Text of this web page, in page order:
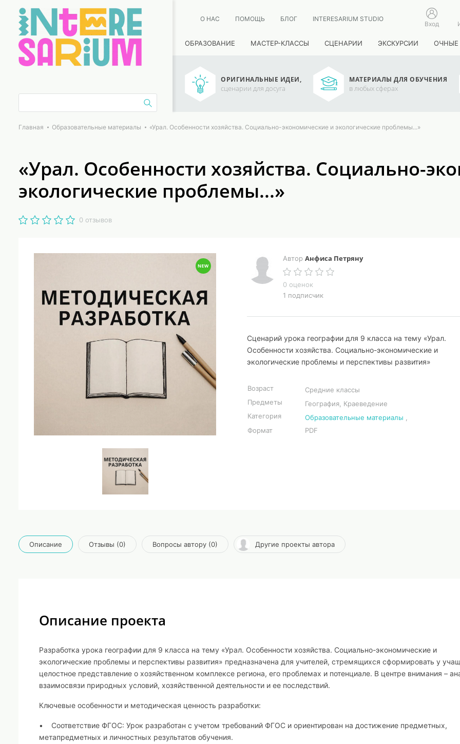
О НАС ПОМОЩЬ БЛОГ INTERESARIUM STUDIO
Вход
ОБРАЗОВАНИЕ МАСТЕР-КЛАССЫ СЦЕНАРИИ ЭКСКУРСИИ ОЧНЫЕ
ОРИГИНАЛЬНЫЕ ИДЕИ,
сценарии для досуга
МАТЕРИАЛЫ ДЛЯ ОБУЧЕНИЯ
в любых сферах
Главная Образовательные материалы «Урал. Особенности хозяйства. Социально-экономические и экологические проблемы...»
«Урал. Особенности хозяйства. Социально-
экологические проблемы...»
0 отзывов
Автор Анфиса Петряну
0 оценок
1 подписчик
Сценарий урока географии для 9 класса на тему «Урал.
Особенности хозяйства. Социально-экономические и
экологические проблемы и перспективы развития»
Возраст
Средние классы
Предметы
География, Краеведение
Категория
Образовательные материалы
Формат
PDF
Описание Отзывы (0) Вопросы автору (0) Другие проекты автора
Описание проекта
Разработка урока географии для 9 класса на тему «Урал. Особенности хозяйства. Социально-экономические и
экологические проблемы и перспективы развития» предназначена для учителей, стремящихся сформировать у
целостное представление о хозяйственном комплексе региона, его проблемах и потенциале. В центре внимания –
взаимосвязи природных условий, хозяйственной деятельности и ее последствий.
Ключевые особенности и методическая ценность разработки:
• Соответствие ФГОС: Урок разработан с учетом требований ФГОС и ориентирован на достижение предметных,
метапредметных и личностных результатов обучения.